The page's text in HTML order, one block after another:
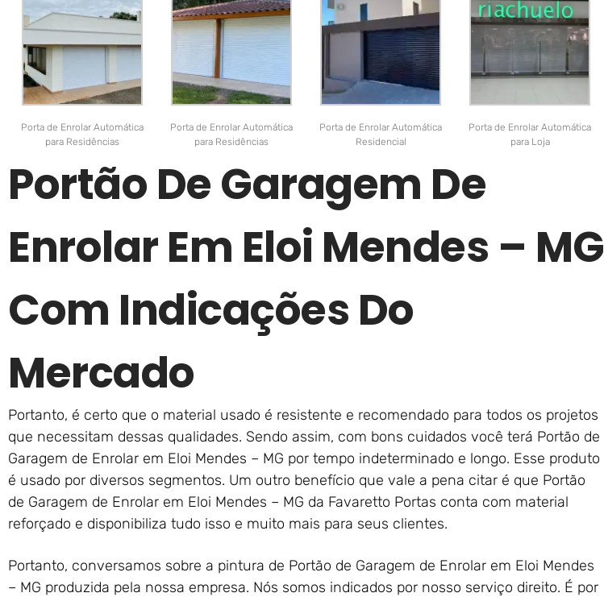
Porta de Enrolar Automática
para Residências
Porta de Enrolar Automática
para Residências
Porta de Enrolar Automática
Residencial
Porta de Enrolar Automática
para Loja
Portão De Garagem De
Enrolar Em Eloi Mendes – MG
Com Indicações Do
Mercado
Portanto, é certo que o material usado é resistente e recomendado para todos os projetos
que necessitam dessas qualidades. Sendo assim, com bons cuidados você terá Portão de
Garagem de Enrolar em Eloi Mendes – MG por tempo indeterminado e longo. Esse produto
é usado por diversos segmentos. Um outro benefício que vale a pena citar é que Portão
de Garagem de Enrolar em Eloi Mendes – MG da Favaretto Portas conta com material
reforçado e disponibiliza tudo isso e muito mais para seus clientes.
Portanto, conversamos sobre a pintura de Portão de Garagem de Enrolar em Eloi Mendes
– MG produzida pela nossa empresa. Nós somos indicados por nosso serviço direito. É por